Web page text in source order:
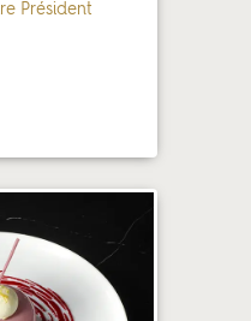
Président